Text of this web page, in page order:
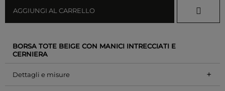
AGGIUNGI AL CARRELLO
BORSA TOTE BEIGE CON MANICI INTRECCIATI E
CERNIERA
Dettagli e misure +